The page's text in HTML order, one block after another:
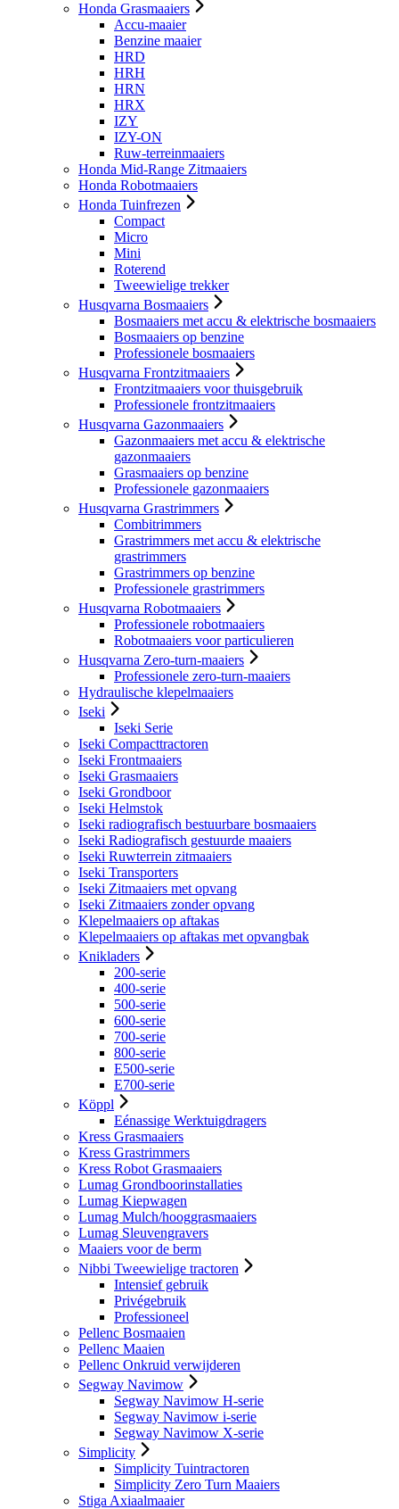
Honda Grasmaaiers
Accu-maaier
Benzine maaier
HRD
HRH
HRN
HRX
IZY
IZY-ON
Ruw-terreinmaaiers
Honda Mid-Range Zitmaaiers
Honda Robotmaaiers
Honda Tuinfrezen
Compact
Micro
Mini
Roterend
Tweewielige trekker
Husqvarna Bosmaaiers
Bosmaaiers met accu & elektrische bosmaaiers
Bosmaaiers op benzine
Professionele bosmaaiers
Husqvarna Frontzitmaaiers
Frontzitmaaiers voor thuisgebruik
Professionele frontzitmaaiers
Husqvarna Gazonmaaiers
Gazonmaaiers met accu & elektrische
gazonmaaiers
Grasmaaiers op benzine
Professionele gazonmaaiers
Husqvarna Grastrimmers
Combitrimmers
Grastrimmers met accu & elektrische
grastrimmers
Grastrimmers op benzine
Professionele grastrimmers
Husqvarna Robotmaaiers
Professionele robotmaaiers
Robotmaaiers voor particulieren
Husqvarna Zero-turn-maaiers
Professionele zero-turn-maaiers
Hydraulische klepelmaaiers
Iseki
Iseki Serie
Iseki Compacttractoren
Iseki Frontmaaiers
Iseki Grasmaaiers
Iseki Grondboor
Iseki Helmstok
Iseki radiografisch bestuurbare bosmaaiers
Iseki Radiografisch gestuurde maaiers
Iseki Ruwterrein zitmaaiers
Iseki Transporters
Iseki Zitmaaiers met opvang
Iseki Zitmaaiers zonder opvang
Klepelmaaiers op aftakas
Klepelmaaiers op aftakas met opvangbak
Knikladers
200-serie
400-serie
500-serie
600-serie
700-serie
800-serie
E500-serie
E700-serie
Köppl
Eénassige Werktuigdragers
Kress Grasmaaiers
Kress Grastrimmers
Kress Robot Grasmaaiers
Lumag Grondboorinstallaties
Lumag Kiepwagen
Lumag Mulch/hooggrasmaaiers
Lumag Sleuvengravers
Maaiers voor de berm
Nibbi Tweewielige tractoren
Intensief gebruik
Privégebruik
Professioneel
Pellenc Bosmaaien
Pellenc Maaien
Pellenc Onkruid verwijderen
Segway Navimow
Segway Navimow H-serie
Segway Navimow i-serie
Segway Navimow X-serie
Simplicity
Simplicity Tuintractoren
Simplicity Zero Turn Maaiers
Stiga Axiaalmaaier